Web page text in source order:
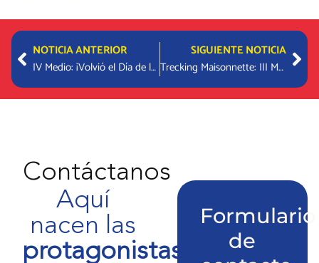
PrevNOTICIA ANTERIOR
IV Medio: ¡Volvió el Día de las Artes IB!
SIGUIENTE NOTICIA
Trecking Maisonnette: III Medio en Alto del Naranjo
Contáctanos
Aquí
nacen las
protagonistas
Formulario
de